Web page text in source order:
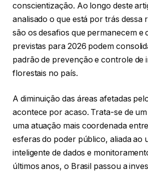
conscientização. Ao longo deste
analisado o que está por trás dessa
são os desafios que permanecem e
previstas para 2026 podem
padrão de prevenção e controle de
florestais no país.
A diminuição das áreas afetadas
acontece por acaso. Trata-se de
uma atuação mais coordenada
esferas do poder público, aliada ao
inteligente de dados e
últimos anos, o Brasil passou a